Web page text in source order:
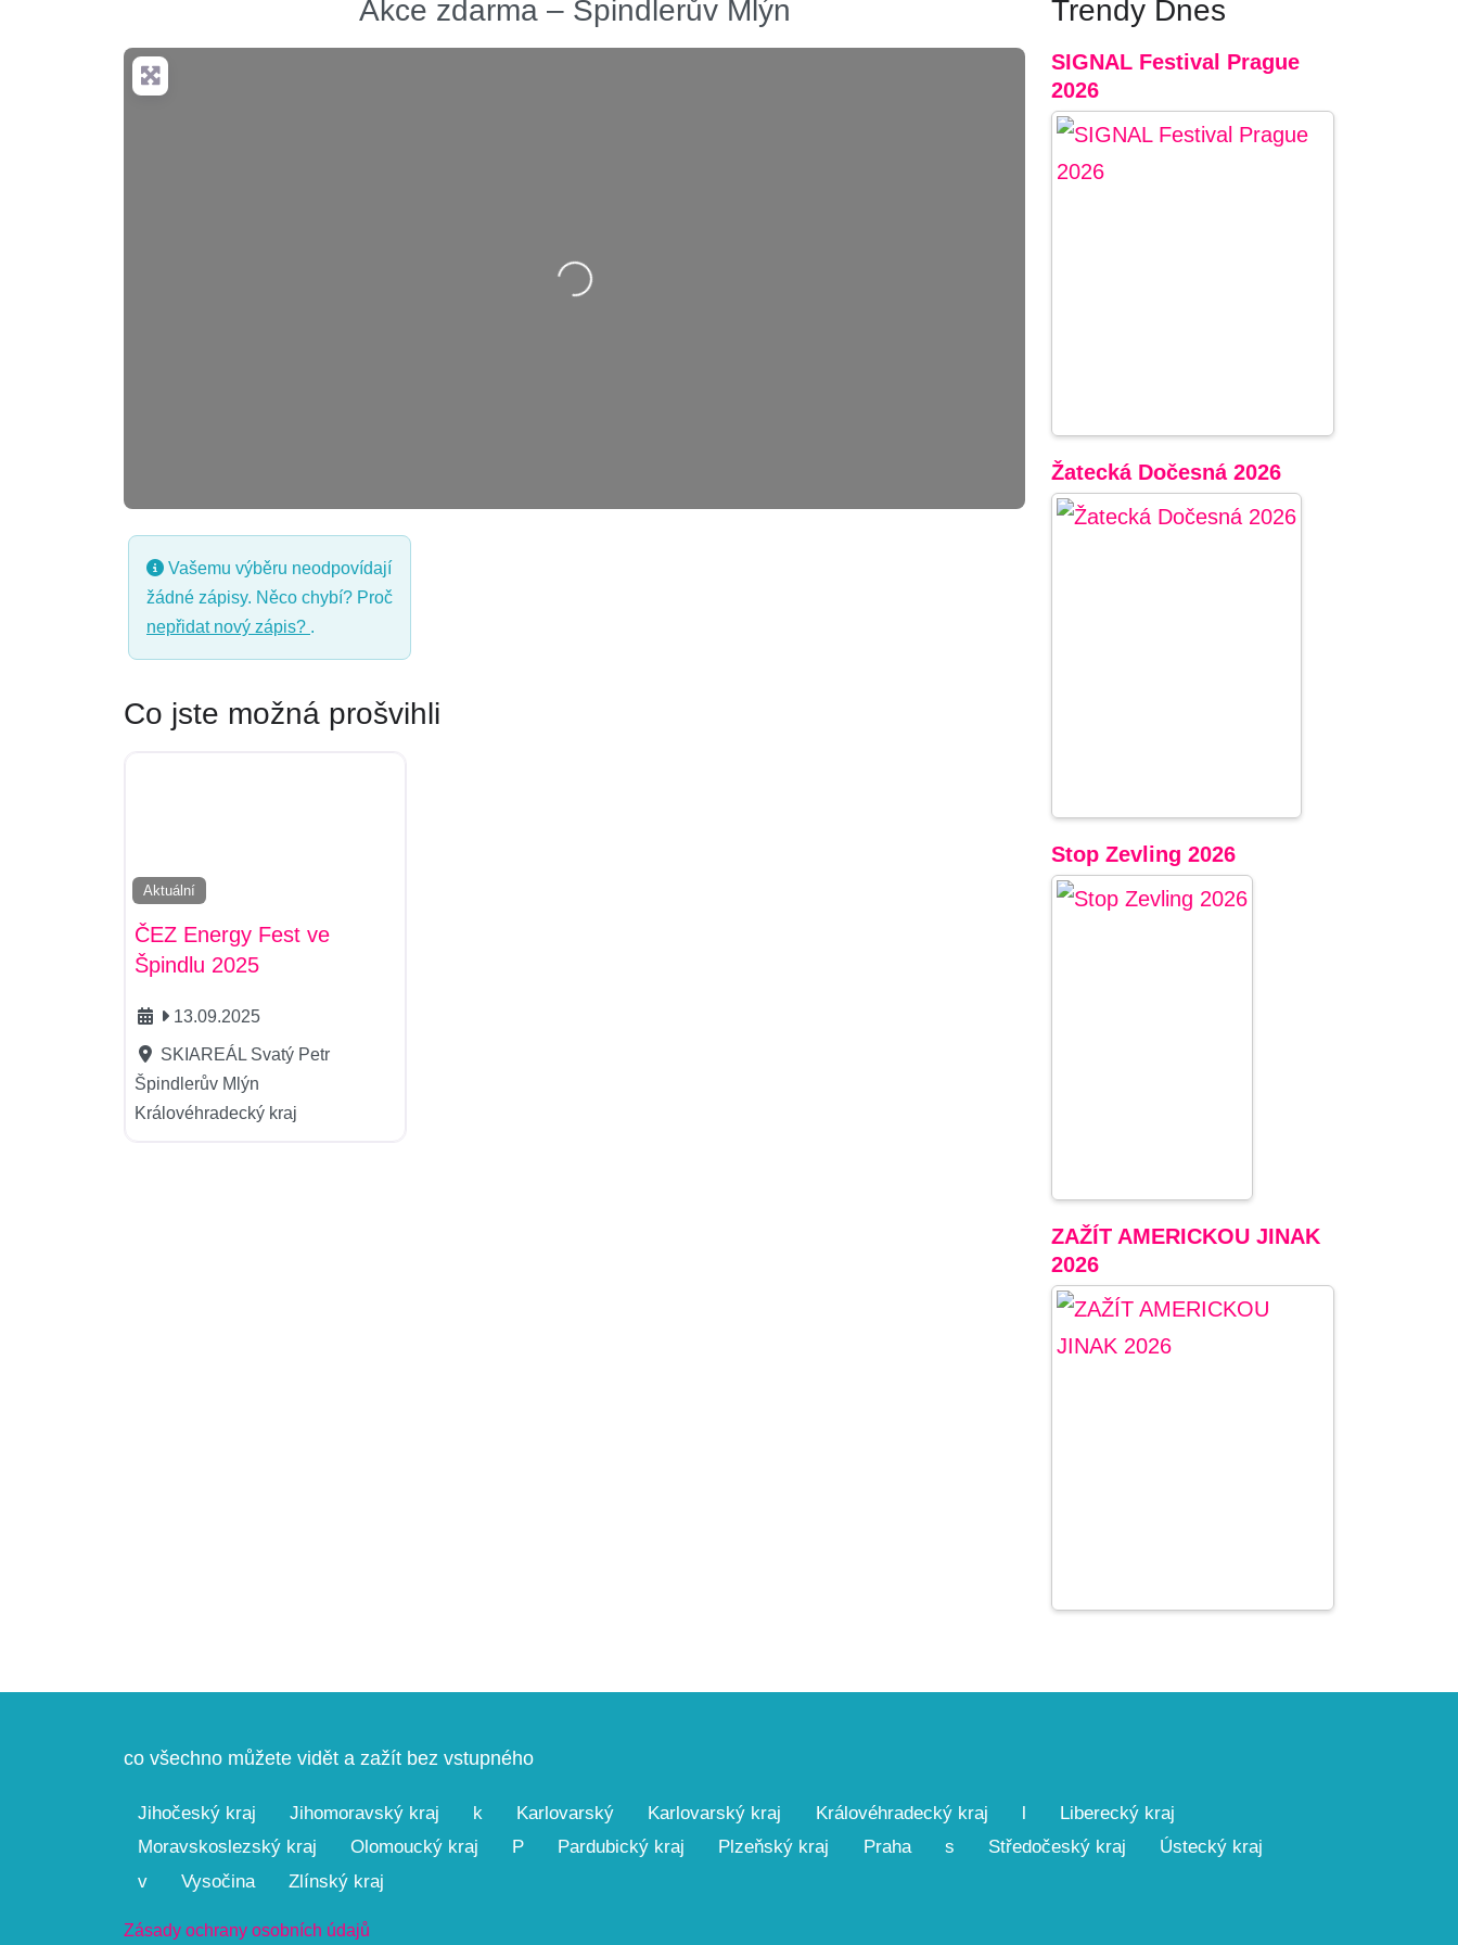
Trendy Dnes
SIGNAL Festival Prague
2026
Žatecká Dočesná 2026
Stop Zevling 2026
ZAŽÍT AMERICKOU JINAK
2026
Akce zdarma – Špindlerův Mlýn
Nahrávání….
Vašemu výběru neodpovídají
žádné zápisy. Něco chybí? Proč
nepřidat nový zápis? .
Co jste možná prošvihli
Aktuální
ČEZ Energy Fest ve
Špindlu 2025
13.09.2025
SKIAREÁL Svatý Petr
Špindlerův Mlýn
Královéhradecký kraj
co všechno můžete vidět a zažít bez vstupného
Jihočeský kraj Jihomoravský kraj k Karlovarský Karlovarský kraj Královéhradecký kraj l
Liberecký kraj
Moravskoslezský kraj
Olomoucký kraj P Pardubický kraj Plzeňský kraj Praha s Středočeský kraj
Ústecký kraj
v
Vysočina Zlínský kraj
Zásady ochrany osobních údajů